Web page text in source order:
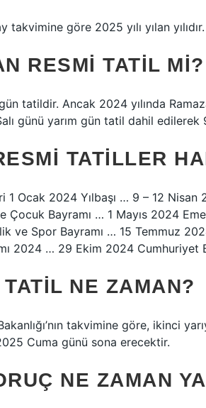
takvimine göre 2025 yılı yılan yılıdır.
RESMI TATIL MI?
tatildir. Ancak 2024 yılında
günü yarım gün tatil dahil edilerek
TATILLER
1 Ocak 2024 Yılbaşı … 9 – 12
Çocuk Bayramı … 1 Mayıs 2024
ve Spor Bayramı … 15 Temmuz
2024 … 29 Ekim 2024 Cumhuriyet
NE ZAMAN?
takvimine göre, ikinci
Cuma günü sona erecektir.
NE ZAMAN